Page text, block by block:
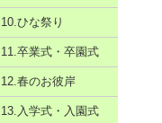
10.ひな祭り
11.卒業式・卒園式
12.春のお彼岸
13.入学式・入園式